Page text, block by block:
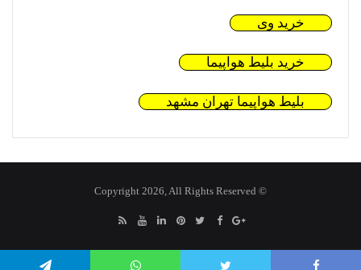
خرید وی
خرید بلیط هواپیما
بلیط هواپیما تهران مشهد
© Copyright 2026, All Rights Reserved